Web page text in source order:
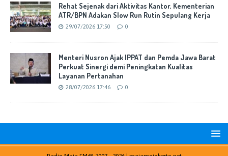
Rehat Sejenak dari Aktivitas Kantor, Kementerian
ATR/BPN Adakan Slow Run Rutin Sepulang Kerja
29/07/2026 17:50 0
Menteri Nusron Ajak IPPAT dan Pemda Jawa Barat
Perkuat Sinergi demi Peningkatan Kualitas
Layanan Pertanahan
28/07/2026 17:46 0